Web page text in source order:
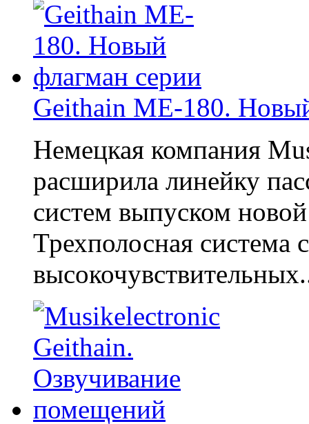
Geithain ME-180.
Немецкая компания
расширила линейку
систем выпуском
Трехполосная система